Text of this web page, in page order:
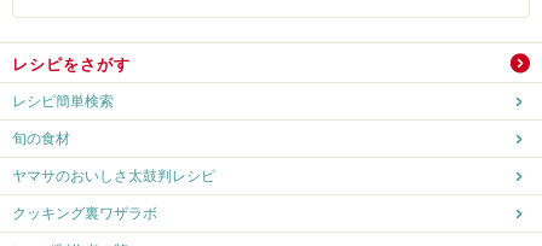
レシピをさがす
レシピ簡単検索
旬の食材
ヤマサのおいしさ太鼓判レシピ
クッキング裏ワザラボ